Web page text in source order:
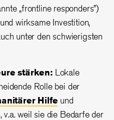
„frontline responders”)
wirksame Investition,
unter den schwierigsten
stärken: Lokale
Rolle bei der
Hilfe und
weil sie die Bedarfe der